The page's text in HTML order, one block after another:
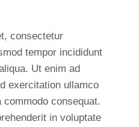
consectetur
tempor incididunt
Ut enim ad
exercitation ullamco
consequat.
in voluptate